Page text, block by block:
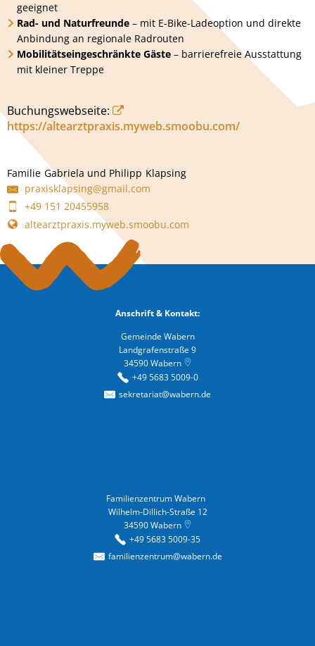
geeignet
Rad- und Naturfreunde– mit E‑Bike-Ladeoption und direkte
Anbindung an regionale Radrouten
Mobilitätseingeschränkte Gäste– barrierefreie Ausstattung
mit kleiner Treppe
Buchungswebseite:
https://altearztpraxis.myweb.smoobu.com/
Familie Gabriela und Philipp Klapsing
praxisklapsing@gmail.com
+49 151 20455958
altearztpraxis.myweb.smoobu.com
Anschrift & Kontakt:
Gemeinde Wabern
Landgrafenstraße 9
34590 Wabern
+49 5683 5009-0
sekretariat@wabern.de
Familienzentrum Wabern
Wilhelm-Dillich-Straße 12
34590 Wabern
+49 5683 5009-35
familienzentrum@wabern.de